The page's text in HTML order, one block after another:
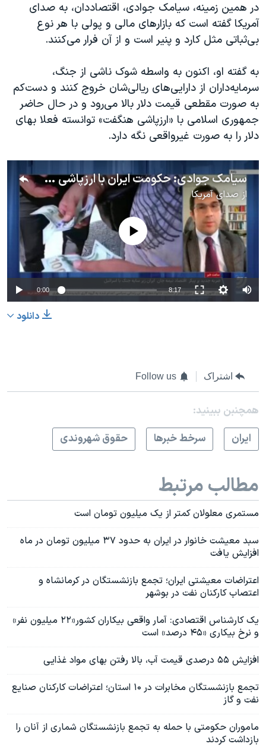
در همین زمینه، سیامک جوادی، اقتصاددان، به صدای
آمریکا گفته است که بازارهای مالی و پولی با هر نوع
بی‌ثباتی مثل کارد و پنیر است و از آن فرار می‌کنند.
به گفته او، اکنون به واسطه شوک ناشی از جنگ،
سرمایه‌داران از دارایی‌های ریالی‌شان خروج کنند و دست‌کم
به صورت مقطعی قیمت دلار بالا می‌رود و در حال حاضر
جمهوری اسلامی با «ارزپاشی هنگفت» توانسته فعلا بهای
دلار را به صورت غیرواقعی نگه دارد.
سیامک جوادی: حکومت ایران با ارزپاشی هنگفت توانسته فعلا قیمت دلار را غیرواقعی نگه دارد
از صدای آمریکا
No media source currently available
0:00 8:17
دانلود
اشتراک Follow us
همچنبن ببینید:
ايران
سرخط خبرها حقوق شهروندی
مطالب مرتبط
مستمری معلولان کمتر از یک میلیون تومان است
سبد معیشت خانوار در ایران به حدود ۳۷ میلیون تومان در ماه
افزایش یافت
اعتراضات معیشتی ایران؛ تجمع بازنشستگان در کرمانشاه و
اعتصاب کارکنان نفت در بوشهر
یک کارشناس اقتصادی: آمار واقعی بیکاران کشور«۲۲ میلیون نفر»
و نرخ بیکاری «۴۵ درصد» است
افزایش ۵۵ درصدی قیمت آب، بالا رفتن بهای مواد غذایی
تجمع بازنشستگان مخابرات در ۱۰ استان؛ اعتراضات کارکنان صنایع
نفت و گاز
ماموران حکومتی با حمله به تجمع بازنشستگان شماری از آنان را
بازداشت کردند